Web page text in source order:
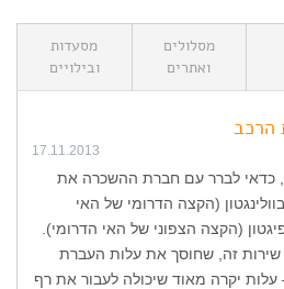
מסלולים
ואתרים
מסעדות
ובילויים
הרכב
17.11.2013
כדאי לברר עם חברת ההשכרה את
(הקצה הדרומי של האי
(הקצה הצפוני של האי הדרומי).
שירות זה, שחוסך את עלות העברת
עלות יקרה מאוד שיכולה לעבור את רף